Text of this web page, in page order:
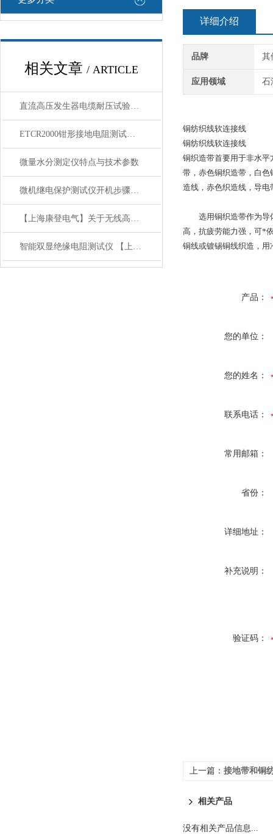
相关文章 / ARTICLE
直流高压发生器电缆耐压试验的操作步骤
ETCR2000钳形接地电阻测试仪如何测量线路杆塔接地
微量水分测定仪特点与技术参数
微机继电保护测试仪开机步骤及注意事项说明
【上海康登电气】关于无线高压核相仪问题汇总解答
智能双显绝缘电阻测试仪 【上海康登电气】测试方法
详细介绍
品牌 其
应用领域 石
铜纺织线软连接线
铜纺织线软连接线
铜织造带首要用于非水
带，赤色铜织造带，白
造线，赤色织造线，导
选用铜织造带作为导体
高，抗疲劳能力强，可*
铜线或镀锡铜线织造，
产品：
您的单位：
您的姓名：
联系电话：
常用邮箱：
省份：
详细地址：
补充说明：
验证码：
上一篇： 接地带和铜
相关产品
没有相关产品信息...